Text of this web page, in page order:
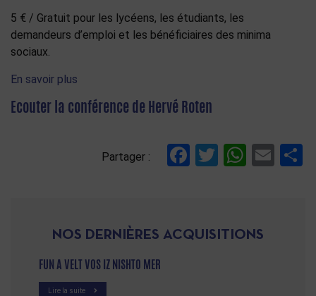
5 € / Gratuit pour les lycéens, les étudiants, les
demandeurs d’emploi et les bénéficiaires des minima
sociaux.
En savoir plus
Ecouter la conférence de Hervé Roten
Partager : Facebook
Twitter
NOS DERNIÈRES ACQUISITIONS
FUN A VELT VOS IZ NISHTO MER
Lire la suite